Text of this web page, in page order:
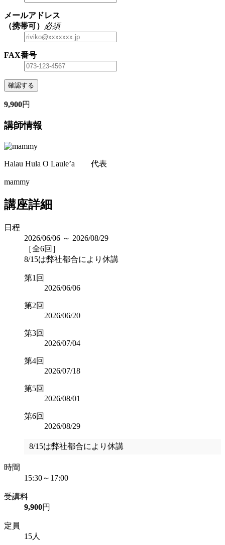
メールアドレス
（携帯可）
必須
FAX番号
確認する
9,900円
講師情報
Halau Hula O Laule’a 代表
mammy
講座詳細
日程
2026/06/06 ～ 2026/08/29
［全6回］
8/15は弊社都合により休講
第1回
2026/06/06
第2回
2026/06/20
第3回
2026/07/04
第4回
2026/07/18
第5回
2026/08/01
第6回
2026/08/29
8/15は弊社都合により休講
時間
15:30～17:00
受講料
9,900円
定員
15人